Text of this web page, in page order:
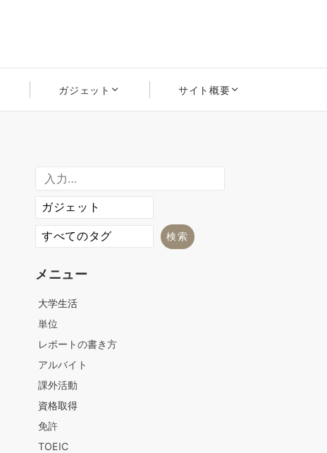
ガジェット サイト概要
メニュー
大学生活
単位
レポートの書き方
アルバイト
課外活動
資格取得
免許
TOEIC